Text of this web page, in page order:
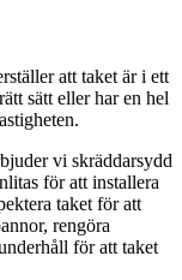
att taket är i ett
sätt eller har en hel
vi skräddarsydd
för att installera
taket för att
rengöra
för att taket